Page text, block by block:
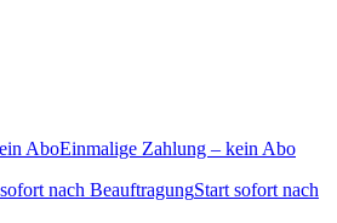
Einmalige Zahlung – kein Abo
Start sofort nach